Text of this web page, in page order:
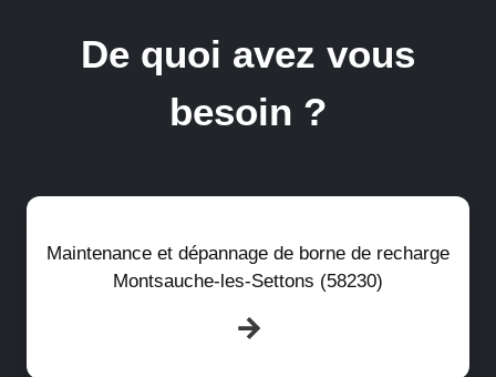
De quoi avez vous
besoin ?
Maintenance et dépannage de borne de recharge
Montsauche-les-Settons (58230)